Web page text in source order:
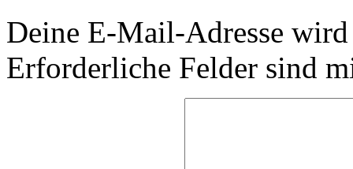
Deine E-Mail-Adresse
Erforderliche Felder sind